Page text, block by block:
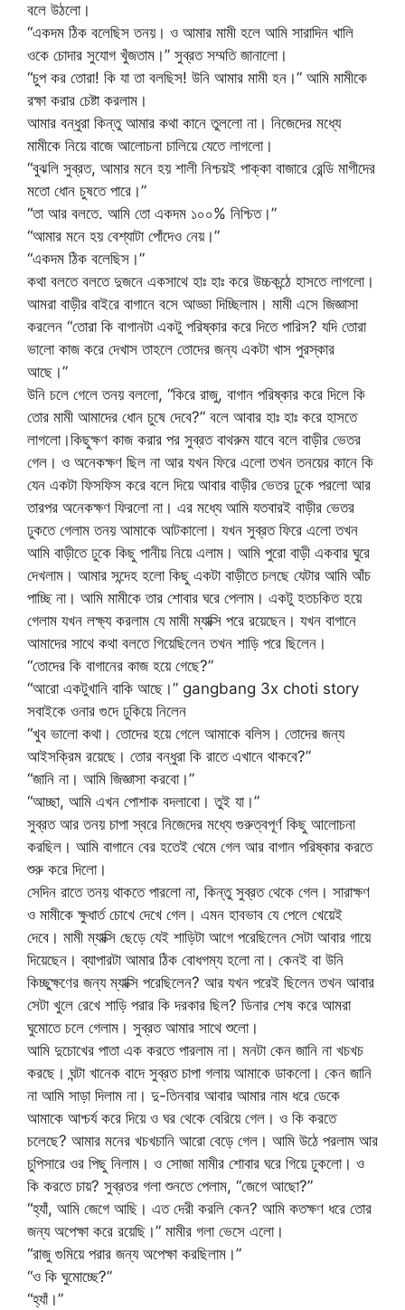
বলে উঠলো।
“একদম ঠিক বলেছিস তনয়। ও আমার মামী হলে আমি সারাদিন খালি
ওকে চোদার সুযোগ খুঁজতাম।” সুব্রত সম্মতি জানালো।
“চুপ কর তোরা! কি যা তা বলছিস! উনি আমার মামী হন।” আমি মামীকে
রক্ষা করার চেষ্টা করলাম।
আমার বন্ধুরা কিন্তু আমার কথা কানে তুললো না। নিজেদের মধ্যে
মামীকে নিয়ে বাজে আলোচনা চালিয়ে যেতে লাগলো।
“বুঝলি সুব্রত, আমার মনে হয় শালী নিশ্চয়ই পাক্কা বাজারে রেন্ডি মাগীদের
মতো ধোন চুষতে পারে।”
“তা আর বলতে. আমি তো একদম ১০০% নিশ্চিত।”
“আমার মনে হয় বেশ্যাটা পোঁদেও নেয়।”
“একদম ঠিক বলেছিস।”
কথা বলতে বলতে দুজনে একসাথে হাঃ হাঃ করে উচ্চকন্ঠে হাসতে লাগলো।
আমরা বাড়ীর বাইরে বাগানে বসে আড্ডা দিচ্ছিলাম। মামী এসে জিজ্ঞাসা
করলেন “তোরা কি বাগানটা একটু পরিষ্কার করে দিতে পারিস? যদি তোরা
ভালো কাজ করে দেখাস তাহলে তোদের জন্য একটা খাস পুরস্কার
আছে।”
উনি চলে গেলে তনয় বললো, “কিরে রাজু, বাগান পরিষ্কার করে দিলে কি
তোর মামী আমাদের ধোন চুষে দেবে?” বলে আবার হাঃ হাঃ করে হাসতে
লাগলো।কিছুক্ষণ কাজ করার পর সুব্রত বাথরুম যাবে বলে বাড়ীর ভেতর
গেল। ও অনেকক্ষণ ছিল না আর যখন ফিরে এলো তখন তনয়ের কানে কি
যেন একটা ফিসফিস করে বলে দিয়ে আবার বাড়ীর ভেতর ঢুকে পরলো আর
তারপর অনেকক্ষণ ফিরলো না। এর মধ্যে আমি যতবারই বাড়ীর ভেতর
ঢুকতে গেলাম তনয় আমাকে আটকালো। যখন সুব্রত ফিরে এলো তখন
আমি বাড়ীতে ঢুকে কিছু পানীয় নিয়ে এলাম। আমি পুরো বাড়ী একবার ঘুরে
দেখলাম। আমার সন্দেহ হলো কিছু একটা বাড়ীতে চলছে যেটার আমি আঁচ
পাচ্ছি না। আমি মামীকে তার শোবার ঘরে পেলাম। একটু হতচকিত হয়ে
গেলাম যখন লক্ষ্য করলাম যে মামী ম্যাক্সি পরে রয়েছেন। যখন বাগানে
আমাদের সাথে কথা বলতে গিয়েছিলেন তখন শাড়ি পরে ছিলেন।
“তোদের কি বাগানের কাজ হয়ে গেছে?”
“আরো একটুখানি বাকি আছে।” gangbang 3x choti story
সবাইকে ওনার গুদে ঢুকিয়ে নিলেন
“খুব ভালো কথা। তোদের হয়ে গেলে আমাকে বলিস। তোদের জন্য
আইসক্রিম রয়েছে। তোর বন্ধুরা কি রাতে এখানে থাকবে?”
“জানি না। আমি জিজ্ঞাসা করবো।”
“আচ্ছা, আমি এখন পোশাক বদলাবো। তুই যা।”
সুব্রত আর তনয় চাপা স্বরে নিজেদের মধ্যে গুরুত্বপূর্ণ কিছু আলোচনা
করছিল। আমি বাগানে বের হতেই থেমে গেল আর বাগান পরিষ্কার করতে
শুরু করে দিলো।
সেদিন রাতে তনয় থাকতে পারলো না, কিন্তু সুব্রত থেকে গেল। সারাক্ষণ
ও মামীকে ক্ষুধার্ত চোখে দেখে গেল। এমন হাবভাব যে পেলে খেয়েই
দেবে। মামী ম্যাক্সি ছেড়ে যেই শাড়িটা আগে পরেছিলেন সেটা আবার গায়ে
দিয়েছেন। ব্যাপারটা আমার ঠিক বোধগম্য হলো না। কেনই বা উনি
কিচ্ছুক্ষণের জন্য ম্যাক্সি পরেছিলেন? আর যখন পরেই ছিলেন তখন আবার
সেটা খুলে রেখে শাড়ি পরার কি দরকার ছিল? ডিনার শেষ করে আমরা
ঘুমোতে চলে গেলাম। সুব্রত আমার সাথে শুলো।
আমি দুচোখের পাতা এক করতে পারলাম না। মনটা কেন জানি না খচখচ
করছে। ঘন্টা খানেক বাদে সুব্রত চাপা গলায় আমাকে ডাকলো। কেন জানি
না আমি সাড়া দিলাম না। দু-তিনবার আবার আমার নাম ধরে ডেকে
আমাকে আশ্চর্য করে দিয়ে ও ঘর থেকে বেরিয়ে গেল। ও কি করতে
চলেছে? আমার মনের খচখচানি আরো বেড়ে গেল। আমি উঠে পরলাম আর
চুপিসারে ওর পিছু নিলাম। ও সোজা মামীর শোবার ঘরে গিয়ে ঢুকলো। ও
কি করতে চায়? সুব্রতর গলা শুনতে পেলাম, “জেগে আছো?”
“হ্যাঁ, আমি জেগে আছি। এত দেরী করলি কেন? আমি কতক্ষণ ধরে তোর
জন্য অপেক্ষা করে রয়েছি।” মামীর গলা ভেসে এলো।
“রাজু গুমিয়ে পরার জন্য অপেক্ষা করছিলাম।”
“ও কি ঘুমোচ্ছে?”
“হ্যাঁ।”